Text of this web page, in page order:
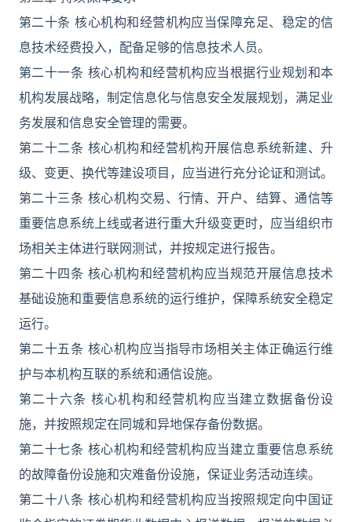
第二十条 核心机构和经营机构应当保障充足、稳定的信
息技术经费投入，配备足够的信息技术人员。
第二十一条 核心机构和经营机构应当根据行业规划和本
机构发展战略，制定信息化与信息安全发展规划，满足业
务发展和信息安全管理的需要。
第二十二条 核心机构和经营机构开展信息系统新建、升
级、变更、换代等建设项目，应当进行充分论证和测试。
第二十三条 核心机构交易、行情、开户、结算、通信等
重要信息系统上线或者进行重大升级变更时，应当组织市
场相关主体进行联网测试，并按规定进行报告。
第二十四条 核心机构和经营机构应当规范开展信息技术
基础设施和重要信息系统的运行维护，保障系统安全稳定
运行。
第二十五条 核心机构应当指导市场相关主体正确运行维
护与本机构互联的系统和通信设施。
第二十六条 核心机构和经营机构应当建立数据备份设
施，并按照规定在同城和异地保存备份数据。
第二十七条 核心机构和经营机构应当建立重要信息系统
的故障备份设施和灾难备份设施，保证业务活动连续。
第二十八条 核心机构和经营机构应当按照规定向中国证